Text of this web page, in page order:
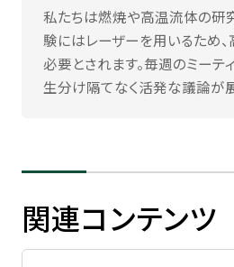
私たちは燃焼や高温流体の研
験にはレーザーを用いるため
必要とされます。毎週のミーテ
生分け隔てなく活発な議論が
関連コンテンツ